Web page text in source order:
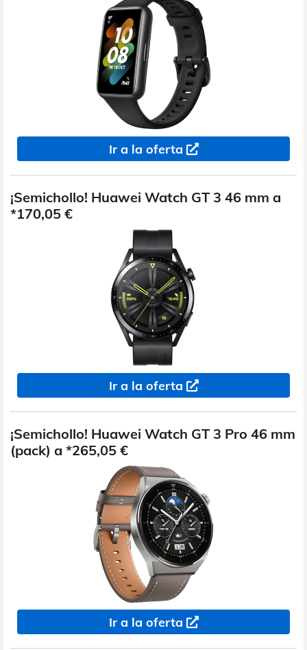
Ir a la oferta
¡Semichollo! Huawei Watch GT 3 46 mm a
*170,05 €
Ir a la oferta
¡Semichollo! Huawei Watch GT 3 Pro 46 mm
(pack) a *265,05 €
Ir a la oferta